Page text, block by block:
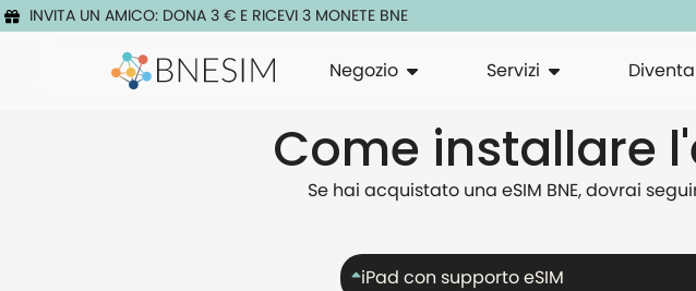
INVITA UN AMICO: DONA 3 € E RICEVI 3 MONETE BNE
Negozio Servizi
Come installare
Se hai acquistato una eSIM BNE, dovrai
iPad con supporto eSIM